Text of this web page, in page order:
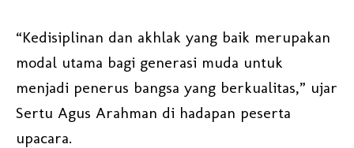
“Kedisiplinan dan akhlak yang baik merupakan
modal utama bagi generasi muda untuk
menjadi penerus bangsa yang berkualitas,” ujar
Sertu Agus Arahman di hadapan peserta
upacara.